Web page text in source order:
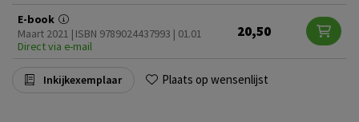
E-book
Maart 2021 | ISBN 9789024437993 | 01.01
Direct via e-mail
20,50
Inkijkexemplaar Plaats op wensenlijst